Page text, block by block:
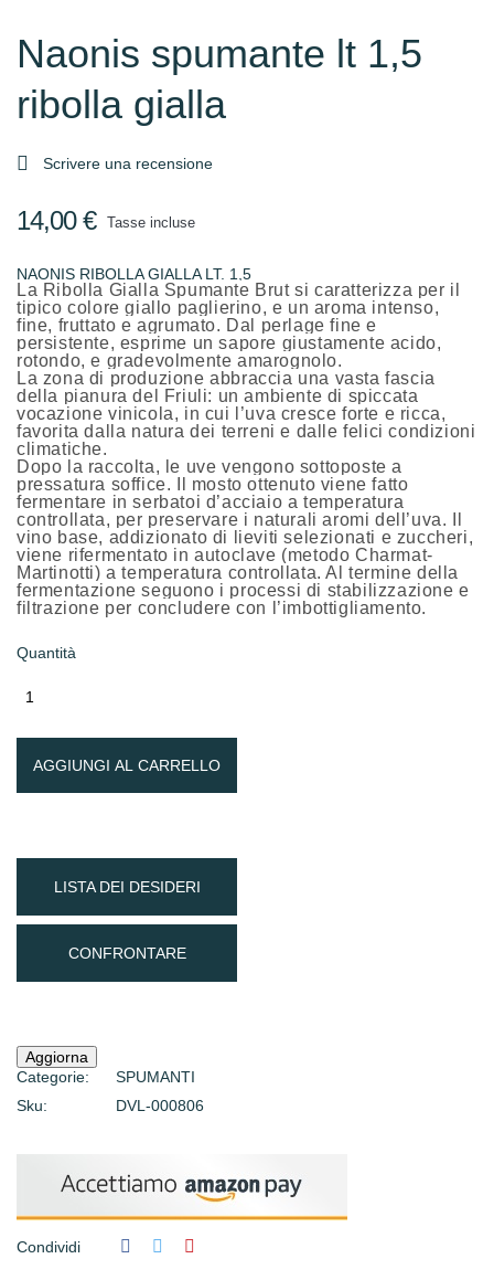
Naonis spumante lt 1,5
ribolla gialla
 Scrivere una recensione
14,00 € Tasse incluse
NAONIS RIBOLLA GIALLA LT. 1,5
La Ribolla Gialla Spumante Brut si caratterizza per il
tipico colore giallo paglierino, e un aroma intenso,
fine, fruttato e agrumato. Dal perlage fine e
persistente, esprime un sapore giustamente acido,
rotondo, e gradevolmente amarognolo.
La zona di produzione abbraccia una vasta fascia
della pianura del Friuli: un ambiente di spiccata
vocazione vinicola, in cui l’uva cresce forte e ricca,
favorita dalla natura dei terreni e dalle felici condizioni
climatiche.
Dopo la raccolta, le uve vengono sottoposte a
pressatura soffice. Il mosto ottenuto viene fatto
fermentare in serbatoi d’acciaio a temperatura
controllata, per preservare i naturali aromi dell’uva. Il
vino base, addizionato di lieviti selezionati e zuccheri,
viene rifermentato in autoclave (metodo Charmat-
Martinotti) a temperatura controllata. Al termine della
fermentazione seguono i processi di stabilizzazione e
filtrazione per concludere con l’imbottigliamento.
Quantità
AGGIUNGI AL CARRELLO
LISTA DEI DESIDERI
CONFRONTARE
Categorie:
SPUMANTI
Sku:
DVL-000806
Condividi